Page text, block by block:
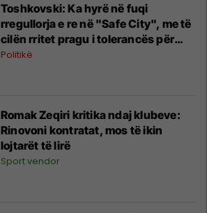
Toshkovski: Ka hyrë në fuqi
rregullorja e re në "Safe City", me të
cilën rritet pragu i tolerancës për
shoferët
Politikë
Romak Zeqiri kritika ndaj klubeve:
Rinovoni kontratat, mos të ikin
lojtarët të lirë
Sport vendor